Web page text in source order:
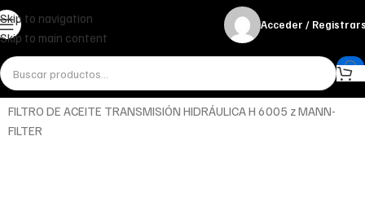
Skip to navigation
Skip to main content
Acceder /
InicioAceitesHidráulico
FILTRO DE ACEITE TRANSMISIÓN HIDRÁULICA H 6005 z MANN-
FILTER